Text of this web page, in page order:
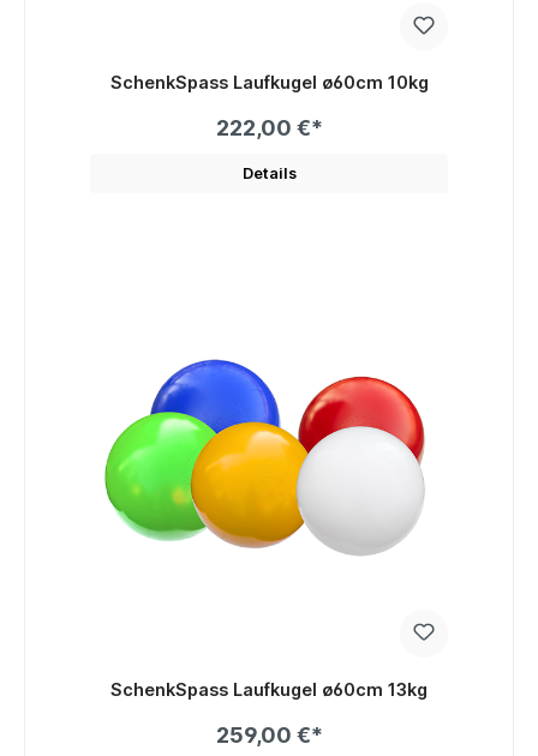
SchenkSpass Laufkugel ø60cm 10kg
222,00 €*
Details
SchenkSpass Laufkugel ø60cm 13kg
259,00 €*